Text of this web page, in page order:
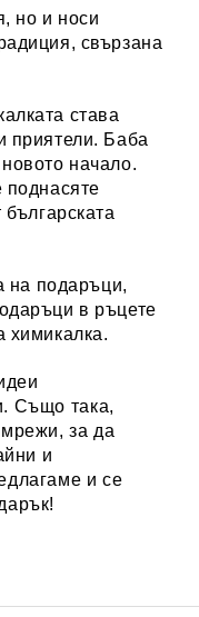
но и носи
свързана
става
приятели. Баба
начало.
поднасяте
на подаръци,
в ръцете
химикалка.
. Също така,
за да
и
и се